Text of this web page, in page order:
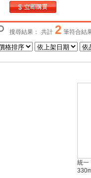
搜尋結果： 共計 2 筆符合結
統一